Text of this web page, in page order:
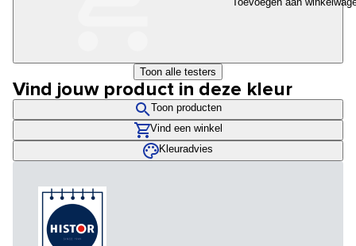
Toon alle testers
Vind jouw product in deze kleur
Toon producten
Vind een winkel
Kleuradvies